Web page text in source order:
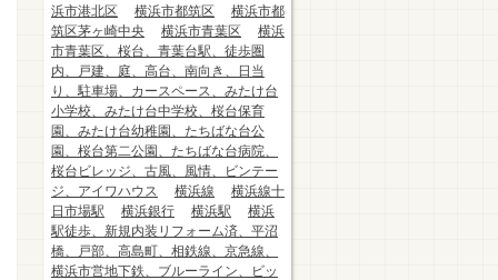
浜市港北区
横浜市都筑区
横浜市都
筑区茅ヶ崎中央
横浜市青葉区
横浜
市青葉区、桜台、青葉台駅、徒歩圏
内、戸建、庭、高台、南向き、日当
り、駐車場、カースペース、みたけ台
小学校、みたけ台中学校、桜台保育
園、みたけ台幼稚園、たちばな台公
園、桜台第二公園、たちばな台病院、
桜台ビレッジ、古風、風情、ビンテー
ジ、アイワハウス
横浜線
横浜線十
日市場駅
横浜銀行 横浜駅
横浜
駅徒歩、新規内装リフォーム済、平沼
橋、戸部、高島町、相鉄線、京急線、
横浜市営地下鉄、ブルーライン、ビッ